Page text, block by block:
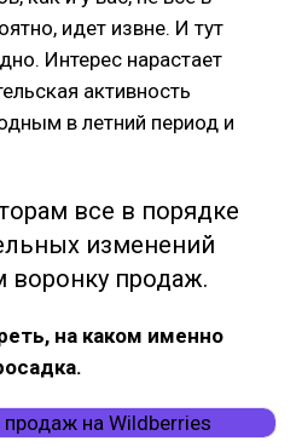
идет извне. И тут
Интерес нарастает
активность
в летний период и
все в порядке
изменений
воронку продаж.
на каком именно